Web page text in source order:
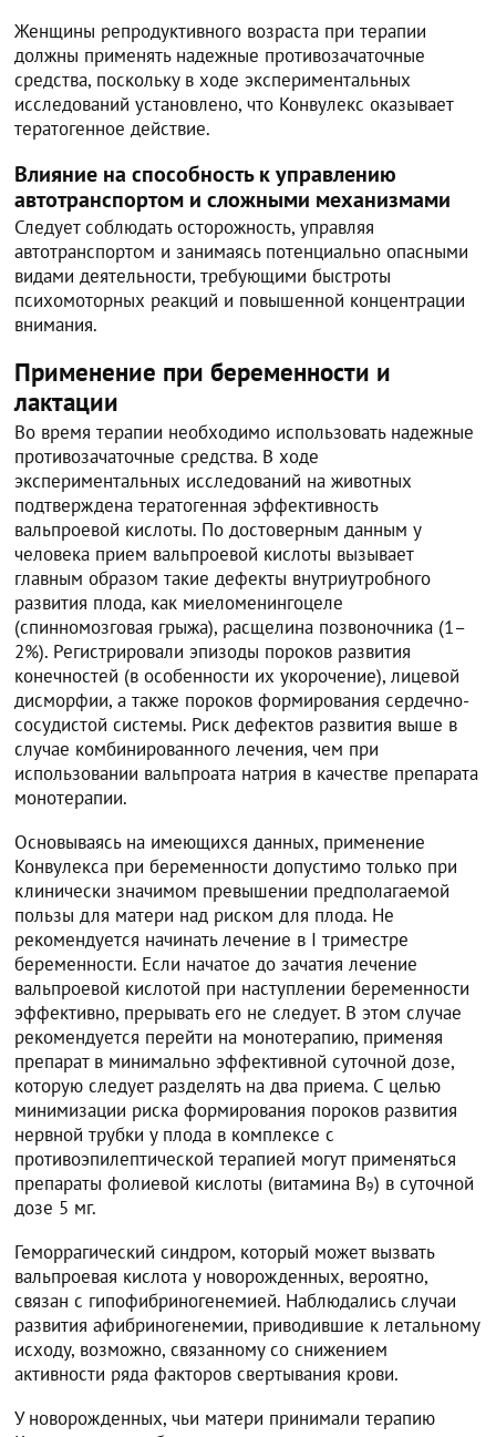
Женщины репродуктивного возраста при терапии
должны применять надежные противозачаточные
средства, поскольку в ходе экспериментальных
исследований установлено, что Конвулекс оказывает
тератогенное действие.
Влияние на способность к управлению
автотранспортом и сложными механизмами
Следует соблюдать осторожность, управляя
автотранспортом и занимаясь потенциально опасными
видами деятельности, требующими быстроты
психомоторных реакций и повышенной концентрации
внимания.
Применение при беременности и
лактации
Во время терапии необходимо использовать надежные
противозачаточные средства. В ходе
экспериментальных исследований на животных
подтверждена тератогенная эффективность
вальпроевой кислоты. По достоверным данным у
человека прием вальпроевой кислоты вызывает
главным образом такие дефекты внутриутробного
развития плода, как миеломенингоцеле
(спинномозговая грыжа), расщелина позвоночника (1–
2%). Регистрировали эпизоды пороков развития
конечностей (в особенности их укорочение), лицевой
дисморфии, а также пороков формирования сердечно-
сосудистой системы. Риск дефектов развития выше в
случае комбинированного лечения, чем при
использовании вальпроата натрия в качестве препарата
монотерапии.
Основываясь на имеющихся данных, применение
Конвулекса при беременности допустимо только при
клинически значимом превышении предполагаемой
пользы для матери над риском для плода. Не
рекомендуется начинать лечение в I триместре
беременности. Если начатое до зачатия лечение
вальпроевой кислотой при наступлении беременности
эффективно, прерывать его не следует. В этом случае
рекомендуется перейти на монотерапию, применяя
препарат в минимально эффективной суточной дозе,
которую следует разделять на два приема. С целью
минимизации риска формирования пороков развития
нервной трубки у плода в комплексе с
противоэпилептической терапией могут применяться
препараты фолиевой кислоты (витамина B9) в суточной
дозе 5 мг.
Геморрагический синдром, который может вызвать
вальпроевая кислота у новорожденных, вероятно,
связан с гипофибриногенемией. Наблюдались случаи
развития афибриногенемии, приводившие к летальному
исходу, возможно, связанному со снижением
активности ряда факторов свертывания крови.
У новорожденных, чьи матери принимали терапию